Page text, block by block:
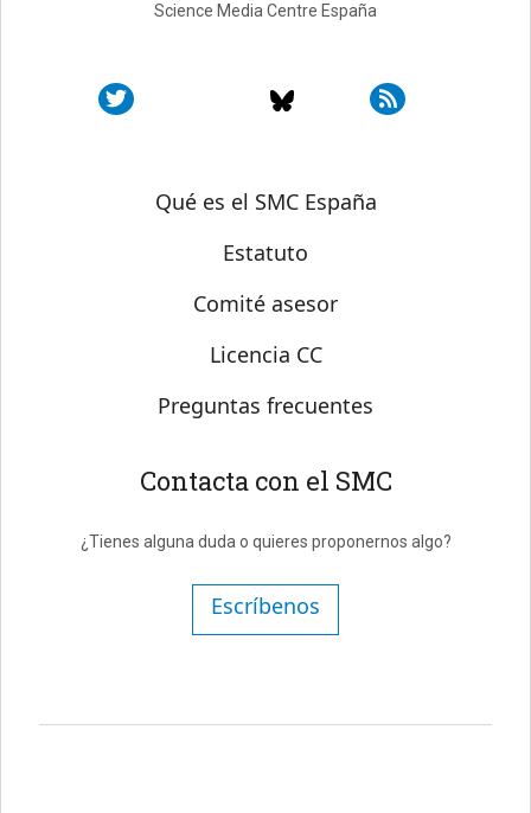
Science Media Centre España
Sobre SMC España
Qué es el SMC España
Estatuto
Comité asesor
Licencia CC
Preguntas frecuentes
Contacta con el SMC
¿Tienes alguna duda o quieres proponernos algo?
Escríbenos